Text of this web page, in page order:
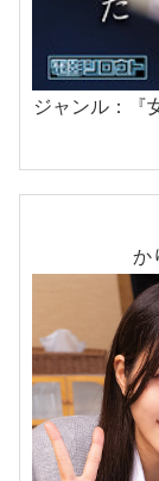
ジャンル：『
か